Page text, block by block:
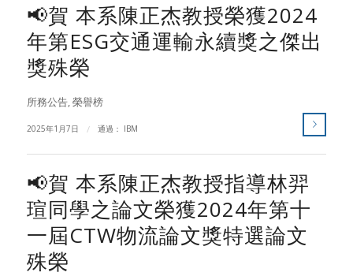
📢賀 本系陳正杰教授榮獲2024
年第ESG交通運輸永續獎之傑出
獎殊榮
所務公告,榮譽榜
2025年1月7日 / 通過： IBM
📢賀 本系陳正杰教授指導林羿
瑄同學之論文榮獲2024年第十
一屆CTW物流論文獎特選論文
殊榮